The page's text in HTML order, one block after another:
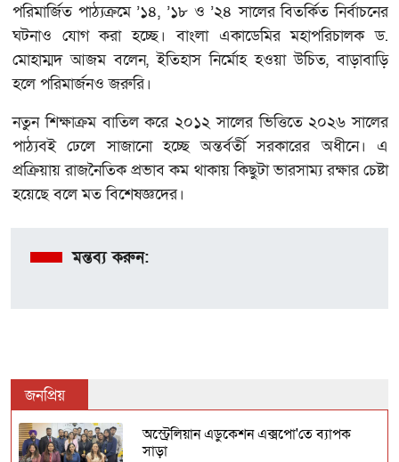
পরিমার্জিত পাঠ্যক্রমে ’১৪, ’১৮ ও ’২৪ সালের বিতর্কিত নির্বাচনের
ঘটনাও যোগ করা হচ্ছে। বাংলা একাডেমির মহাপরিচালক ড.
মোহাম্মদ আজম বলেন, ইতিহাস নির্মোহ হওয়া উচিত, বাড়াবাড়ি
হলে পরিমার্জনও জরুরি।
নতুন শিক্ষাক্রম বাতিল করে ২০১২ সালের ভিত্তিতে ২০২৬ সালের
পাঠ্যবই ঢেলে সাজানো হচ্ছে অন্তর্বর্তী সরকারের অধীনে। এ
প্রক্রিয়ায় রাজনৈতিক প্রভাব কম থাকায় কিছুটা ভারসাম্য রক্ষার চেষ্টা
হয়েছে বলে মত বিশেষজ্ঞদের।
মন্তব্য করুন:
জনপ্রিয়
অস্ট্রেলিয়ান এডুকেশন এক্সপো'তে ব্যাপক
সাড়া